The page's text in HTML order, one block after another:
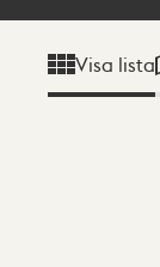
Visa lista